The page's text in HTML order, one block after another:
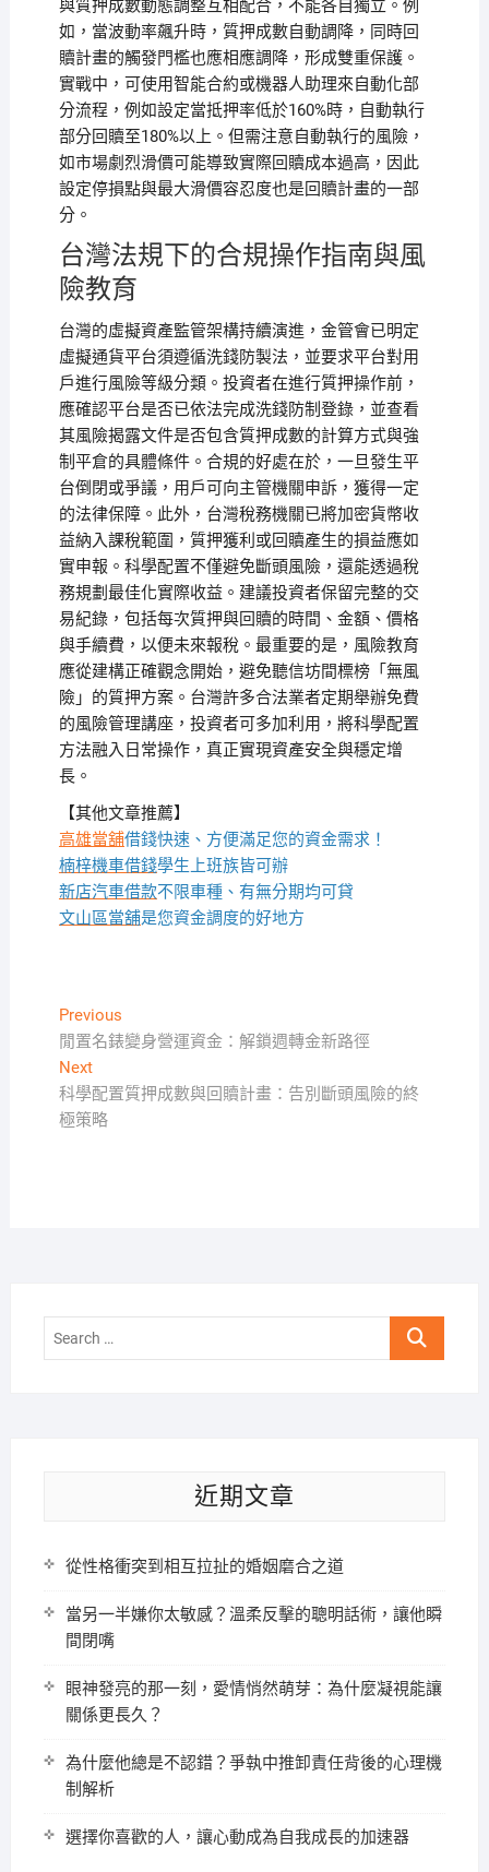
與質押成數動態調整互相配合，不能各自獨立。例
如，當波動率飆升時，質押成數自動調降，同時回
贖計畫的觸發門檻也應相應調降，形成雙重保護。
實戰中，可使用智能合約或機器人助理來自動化部
分流程，例如設定當抵押率低於160%時，自動執行
部分回贖至180%以上。但需注意自動執行的風險，
如市場劇烈滑價可能導致實際回贖成本過高，因此
設定停損點與最大滑價容忍度也是回贖計畫的一部
分。
台灣法規下的合規操作指南與風
險教育
台灣的虛擬資產監管架構持續演進，金管會已明定
虛擬通貨平台須遵循洗錢防製法，並要求平台對用
戶進行風險等級分類。投資者在進行質押操作前，
應確認平台是否已依法完成洗錢防制登錄，並查看
其風險揭露文件是否包含質押成數的計算方式與強
制平倉的具體條件。合規的好處在於，一旦發生平
台倒閉或爭議，用戶可向主管機關申訴，獲得一定
的法律保障。此外，台灣稅務機關已將加密貨幣收
益納入課稅範圍，質押獲利或回贖產生的損益應如
實申報。科學配置不僅避免斷頭風險，還能透過稅
務規劃最佳化實際收益。建議投資者保留完整的交
易紀錄，包括每次質押與回贖的時間、金額、價格
與手續費，以便未來報稅。最重要的是，風險教育
應從建構正確觀念開始，避免聽信坊間標榜「無風
險」的質押方案。台灣許多合法業者定期舉辦免費
的風險管理講座，投資者可多加利用，將科學配置
方法融入日常操作，真正實現資產安全與穩定增
長。
【其他文章推薦】
高雄當舖借錢快速、方便滿足您的資金需求！
楠梓機車借錢學生上班族皆可辦
新店汽車借款不限車種、有無分期均可貸
文山區當舖是您資金調度的好地方
文
章
導
覽
PreviousPrevious
post:
閒置名錶變身營運資金：解鎖週轉金新路徑
NextNext
post:
科學配置質押成數與回贖計畫：告別斷頭風險的終
極策略
Search
近期文章
從性格衝突到相互拉扯的婚姻磨合之道
當另一半嫌你太敏感？溫柔反擊的聰明話術，讓他瞬
間閉嘴
眼神發亮的那一刻，愛情悄然萌芽：為什麼凝視能讓
關係更長久？
為什麼他總是不認錯？爭執中推卸責任背後的心理機
制解析
選擇你喜歡的人，讓心動成為自我成長的加速器